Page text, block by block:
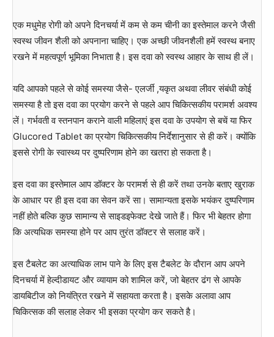
एक मधुमेह रोगी को अपने दिनचर्या में कम से कम चीनी का इस्तेमाल करने जैसी
स्वस्थ जीवन शैली को अपनाना चाहिए। एक अच्छी जीवनशैली हमें स्वस्थ बनाए
रखने में महत्वपूर्ण भूमिका निभाता है। इस दवा को स्वस्थ आहार के साथ ही लें।
यदि आपको पहले से कोई समस्या जैसे- एलर्जी ,यकृत अथवा लीवर संबंधी कोई
समस्या है तो इस दवा का प्रयोग करने से पहले आप चिकित्सकीय परामर्श अवश्य
लें। गर्भवती व स्तनपान कराने वाली महिलाएं इस दवा के उपयोग से बचें या फिर
Glucored Tablet का प्रयोग चिकित्सकीय निर्देशानुसार से ही करें। क्योंकि
इससे रोगी के स्वास्थ्य पर दुष्परिणाम होने का खतरा हो सकता है।
इस दवा का इस्तेमाल आप डॉक्टर के परामर्श से ही करें तथा उनके बताए खुराक
के आधार पर ही इस दवा का सेवन करें सा। सामान्यता इसके भयंकर दुष्परिणाम
नहीं होते बल्कि कुछ सामान्य से साइडइफेक्ट देखे जाते हैं। फिर भी बेहतर होगा
कि अत्यधिक समस्या होने पर आप तुरंत डॉक्टर से सलाह करें।
इस टैबलेट का अत्याधिक लाभ पाने के लिए इस टैबलेट के दौरान आप अपने
दिनचर्या में हेल्दीडायट और व्यायाम को शामिल करें, जो बेहतर ढंग से आपके
डायबिटीज को नियंत्रित रखने में सहायता करता है। इसके अलावा आप
चिकित्सक की सलाह लेकर भी इसका प्रयोग कर सकते है।